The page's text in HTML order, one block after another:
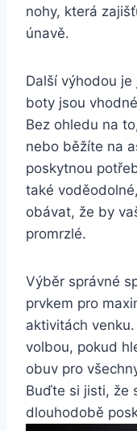
nohy, která
únavě.
Další ​výhodou⁢
boty jsou
Bez ohledu ⁢na
nebo běžíte​ na
poskytnou
⁤také
obávat,‍ že by
promrzlé.
Výběr správné
prvkem‍ pro
aktivitách
volbou, pokud
obuv ‌pro
Buďte ⁢si jisti, že
dlouhodobě